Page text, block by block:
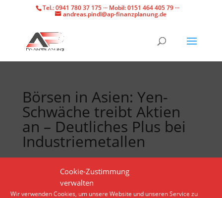
Cookie-Zustimmung
verwalten
Wir verwenden Cookies, um unsere Website und unseren Service zu
Tel.: 0941 780 37 175 ··· Mobil: 0151 464 405 79 ···
andreas.pindl@ap-finanzplanung.de
Börsen in Asien: Yen-
Schwäche treibt Aktien
an – Deutliches Plus bei
Industriemetallen
An der japanischen Börse sind vor allem Chip-Aktien
gefragt. Parallel dazu legen die Preise für Kupfer,
Zinn und Zink deutlich zu.